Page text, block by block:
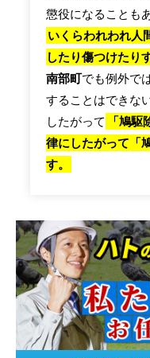
懲役になることも
いくらわれわれ人
したり傷つけたり
南部町でも例外で
することはできな
したがって
「鳩
律にしたがって「
す。